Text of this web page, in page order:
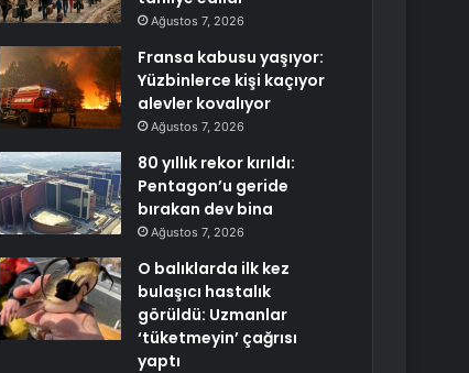
Ağustos 7, 2026
Fransa kabusu yaşıyor:
Yüzbinlerce kişi kaçıyor
alevler kovalıyor
Ağustos 7, 2026
80 yıllık rekor kırıldı:
Pentagon’u geride
bırakan dev bina
Ağustos 7, 2026
O balıklarda ilk kez
bulaşıcı hastalık
görüldü: Uzmanlar
‘tüketmeyin’ çağrısı
yaptı